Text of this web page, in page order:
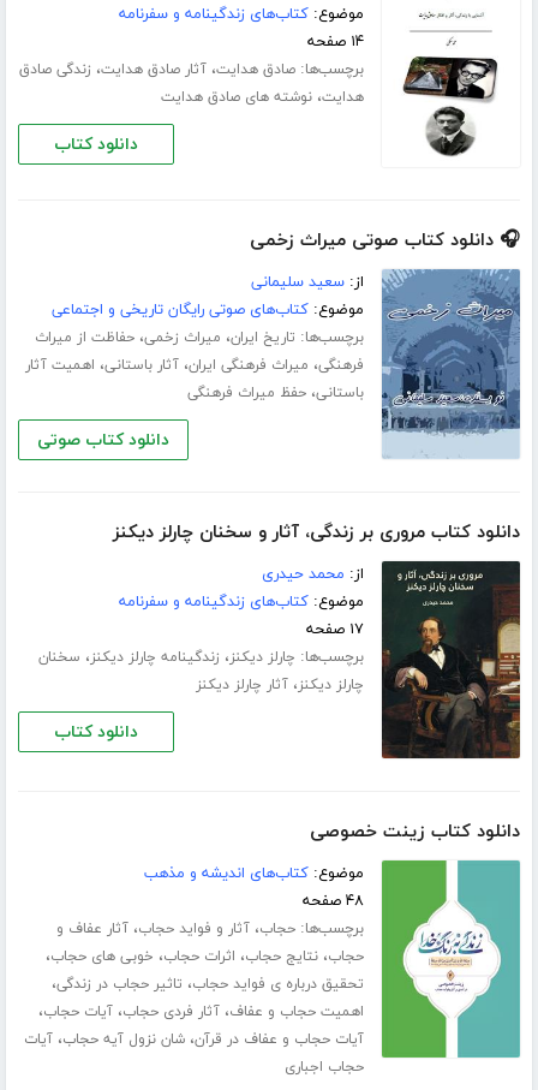
موضوع:کتاب‌های زندگینامه و سفرنامه
۱۴ صفحه
برچسب‌ها:صادق هدایت،آثار صادق هدایت، زندگی صادق
هدایت،نوشته های صادق هدایت
دانلود کتاب
🎧 دانلود کتاب صوتی میراث زخمی
از:سعید سلیمانی
موضوع:کتاب‌های صوتی رایگان تاریخی و اجتماعی
برچسب‌ها: تاریخ ایران، میراث زخمی،حفاظت از میراث
فرهنگی، میراث فرهنگی ایران،آثار باستانی، اهمیت آثار
باستانی،حفظ میراث فرهنگی
دانلود کتاب صوتی
دانلود کتاب مروری بر زندگی، آثار و سخنان چارلز دیکنز
از: محمد حیدری
موضوع:کتاب‌های زندگینامه و سفرنامه
۱۷ صفحه
برچسب‌ها: چارلز دیکنز، زندگینامه چارلز دیکنز، سخنان
چارلز دیکنز،آثار چارلز دیکنز
دانلود کتاب
دانلود کتاب زینت خصوصی
موضوع:کتاب‌های اندیشه و مذهب
۴۸ صفحه
برچسب‌ها:حجاب،آثار و فواید حجاب،آثار عفاف و
حجاب،نتایج حجاب، اثرات حجاب، خوبی های حجاب،
تحقیق درباره ی فواید حجاب، تاثیر حجاب در زندگی،
اهمیت حجاب و عفاف،آثار فردی حجاب،آیات حجاب،
آیات حجاب و عفاف در قرآن،شان نزول آیه حجاب،آیات
حجاب اجباری